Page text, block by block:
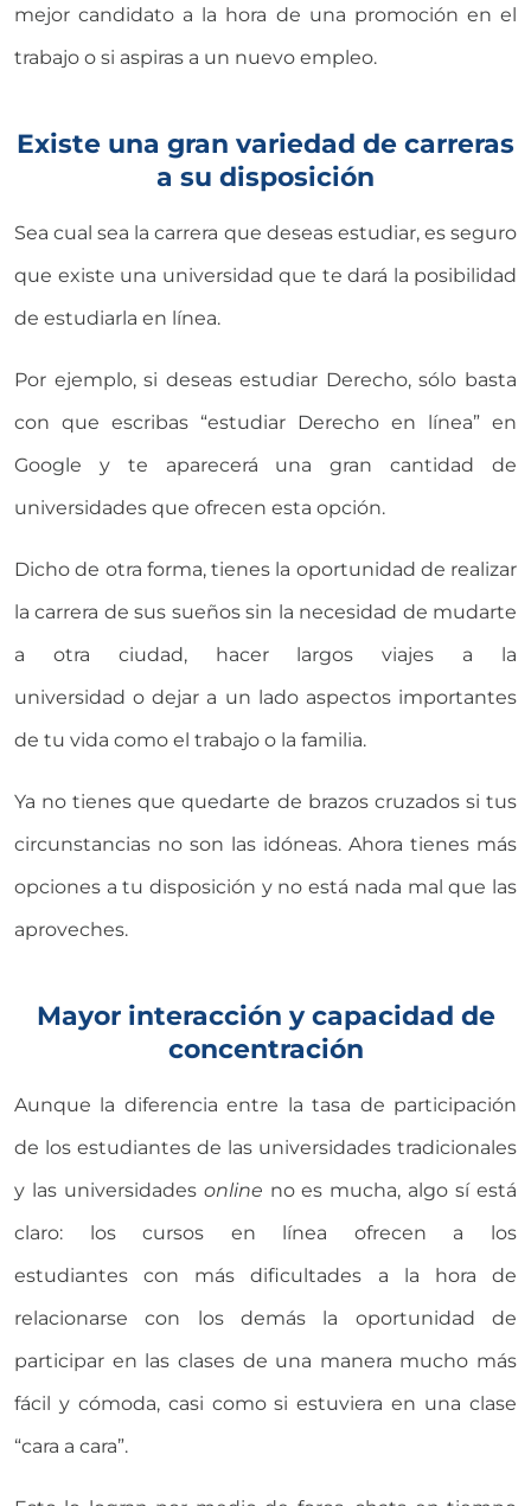
mejor candidato a la hora de una promoción en el
trabajo o si aspiras a un nuevo empleo.
Existe una gran variedad de carreras
a su disposición
Sea cual sea la carrera que deseas estudiar, es seguro
que existe una universidad que te dará la posibilidad
de estudiarla en línea.
Por ejemplo, si deseas estudiar Derecho, sólo basta
con que escribas “estudiar Derecho en línea” en
Google y te aparecerá una gran cantidad de
universidades que ofrecen esta opción.
Dicho de otra forma, tienes la oportunidad de realizar
la carrera de sus sueños sin la necesidad de mudarte
a otra ciudad, hacer largos viajes a la
universidad o dejar a un lado aspectos importantes
de tu vida como el trabajo o la familia.
Ya no tienes que quedarte de brazos cruzados si tus
circunstancias no son las idóneas. Ahora tienes más
opciones a tu disposición y no está nada mal que las
aproveches.
Mayor interacción y capacidad de
concentración
Aunque la diferencia entre la tasa de participación
de los estudiantes de las universidades tradicionales
y las universidades online no es mucha, algo sí está
claro: los cursos en línea ofrecen a los
estudiantes con más dificultades a la hora de
relacionarse con los demás la oportunidad de
participar en las clases de una manera mucho más
fácil y cómoda, casi como si estuviera en una clase
“cara a cara”.